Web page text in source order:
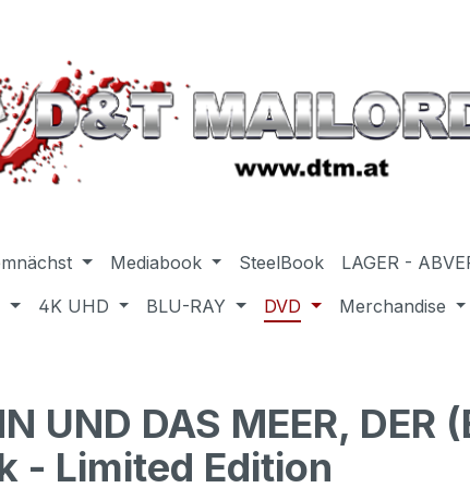
Mediabook SteelBook LAGER -
4K UHD BLU-RAY DVD Merchandise
UND DAS MEER, DER
- Limited Edition